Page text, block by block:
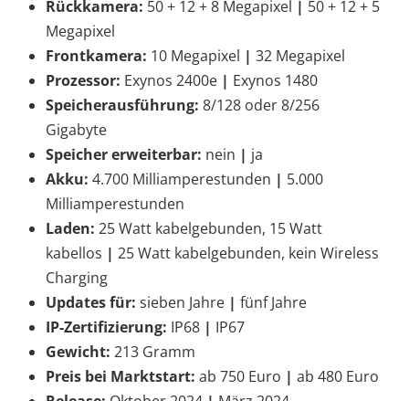
Rückkamera: 50 + 12 + 8 Megapixel | 50 + 12 + 5
Megapixel
Frontkamera: 10 Megapixel | 32 Megapixel
Prozessor: Exynos 2400e | Exynos 1480
Speicherausführung: 8/128 oder 8/256
Gigabyte
Speicher erweiterbar: nein | ja
Akku: 4.700 Milliamperestunden | 5.000
Milliamperestunden
Laden: 25 Watt kabelgebunden, 15 Watt
kabellos | 25 Watt kabelgebunden, kein Wireless
Charging
Updates für: sieben Jahre | fünf Jahre
IP-Zertifizierung: IP68 | IP67
Gewicht: 213 Gramm
Preis bei Marktstart: ab 750 Euro | ab 480 Euro